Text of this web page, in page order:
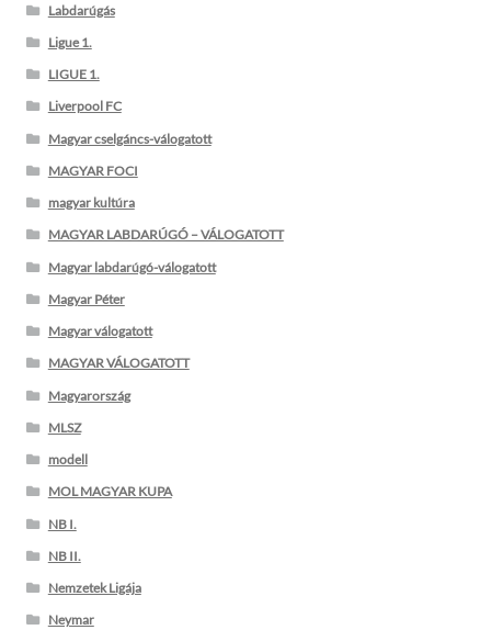
Labdarúgás
Ligue 1.
LIGUE 1.
Liverpool FC
Magyar cselgáncs-válogatott
MAGYAR FOCI
magyar kultúra
MAGYAR LABDARÚGÓ – VÁLOGATOTT
Magyar labdarúgó-válogatott
Magyar Péter
Magyar válogatott
MAGYAR VÁLOGATOTT
Magyarország
MLSZ
modell
MOL MAGYAR KUPA
NB I.
NB II.
Nemzetek Ligája
Neymar